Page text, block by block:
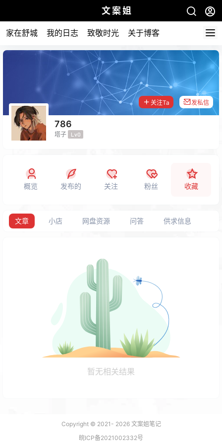
文案姐
家在舒城 我的日志 致敬时光 关于博客
786
塔子 Lv0
关注Ta 发私信
概览 发布的 关注 粉丝 收藏
文章 小店 网盘资源 问答 供求信息
暂无相关结果
Copyright © 2021- 2026文案姐笔记
皖ICP备2021002332号